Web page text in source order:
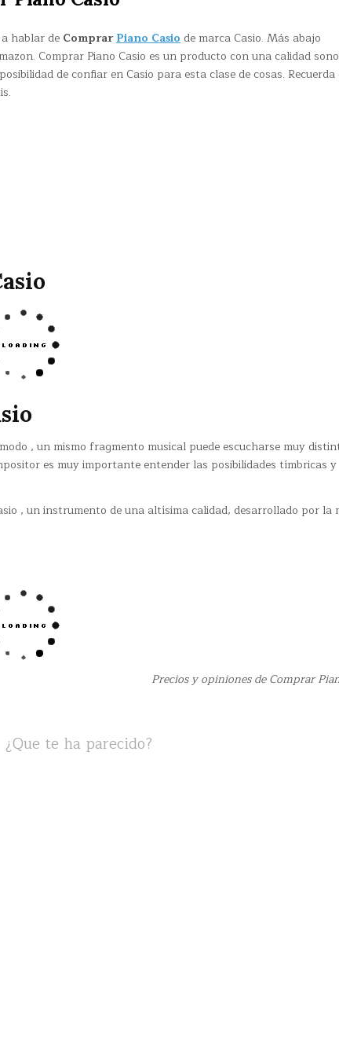
hablar de ComprarPiano Casio de marca Casio. Más abajo
Comprar Piano Casio es un producto con una calidad
de confiar en Casio para esta clase de cosas. Recuerda
, un mismo fragmento musical puede escucharse muy
es muy importante entender las posibilidades tímbricas y
, un instrumento de una altísima calidad, desarrollado por la
Precios y opiniones de Comprar
¿Que te ha parecido?